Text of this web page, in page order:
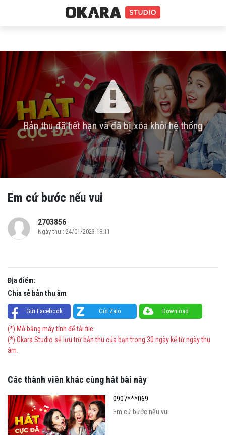
Bản thu đã hết hạn và đã bị xóa khỏi hệ thống
Em cứ bước nếu vui
2703856
Ngày thu : 24/01/2023 18:11
Địa điểm:
Chia sẻ bản thu âm
Gửi Facebook Gửi Zalo Download
(*) Mở bằng máy tính để tải file.
(*) Okara Studio sẽ lưu trữ bản thu của bạn trong 30 ngày kể từ ngày thu
âm.
Các thành viên khác cùng hát bài này
0907***069
Em cứ bước nếu vui